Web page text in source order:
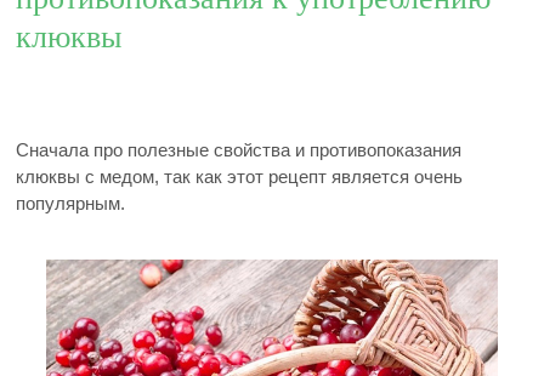
клюквы
Сначала про полезные свойства и противопоказания
клюквы с медом, так как этот рецепт является очень
популярным.